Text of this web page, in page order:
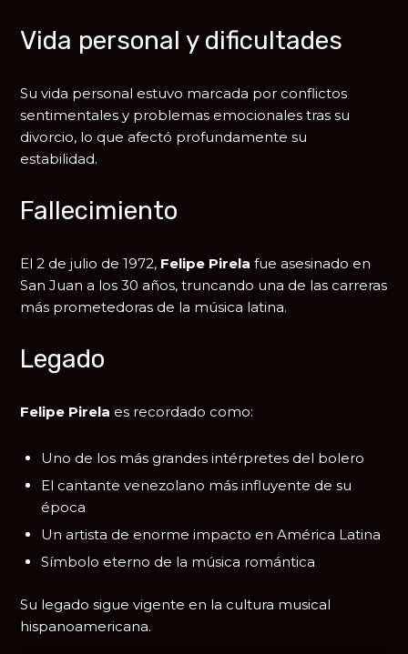
Vida personal y dificultades
Su vida personal estuvo marcada por conflictos
sentimentales y problemas emocionales tras su
divorcio, lo que afectó profundamente su
estabilidad.
Fallecimiento
El 2 de julio de 1972, Felipe Pirela fue asesinado en
San Juan a los 30 años, truncando una de las carreras
más prometedoras de la música latina.
Legado
Felipe Pirela es recordado como:
Uno de los más grandes intérpretes del bolero
El cantante venezolano más influyente de su
época
Un artista de enorme impacto en América Latina
Símbolo eterno de la música romántica
Su legado sigue vigente en la cultura musical
hispanoamericana.